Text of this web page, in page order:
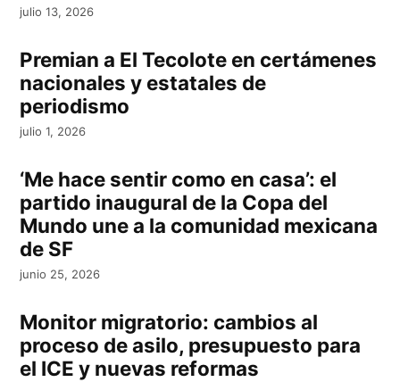
julio 13, 2026
Premian a El Tecolote en certámenes
nacionales y estatales de
periodismo
julio 1, 2026
‘Me hace sentir como en casa’: el
partido inaugural de la Copa del
Mundo une a la comunidad mexicana
de SF
junio 25, 2026
Monitor migratorio: cambios al
proceso de asilo, presupuesto para
el ICE y nuevas reformas